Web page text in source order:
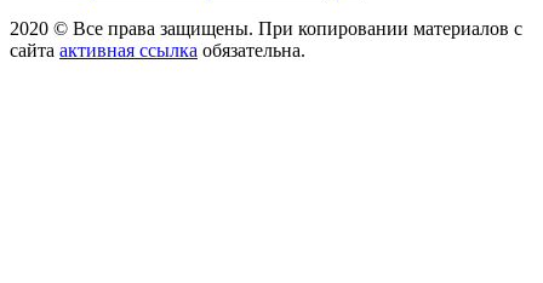
2020 © Все права защищены. При копировании материалов с
сайта активная ссылка обязательна.